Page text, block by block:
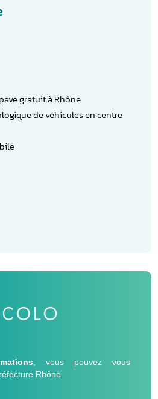
gratuit à Rhône
de véhicules en centre
, vous pouvez vous
Rhône